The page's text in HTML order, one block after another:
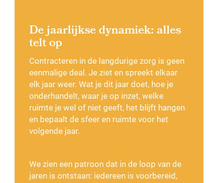
De jaarlijkse dynamiek: alles
telt op
Contracteren in de langdurige zorg is geen
eenmalige deal. Je ziet en spreekt elkaar
elk jaar weer. Wat je dit jaar doet, hoe je
onderhandelt, waar je op inzet, welke
ruimte je wel of niet geeft, het blijft hangen
en bepaalt de sfeer en ruimte voor het
volgende jaar.
We zien een patroon dat in de loop van de
jaren is ontstaan: iedereen is voorbereid,